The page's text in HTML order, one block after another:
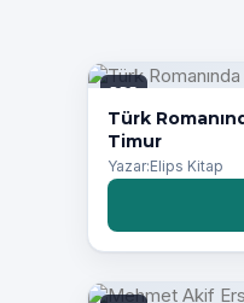
PDF
Türk
Timur
Yazar:Elips Kitap